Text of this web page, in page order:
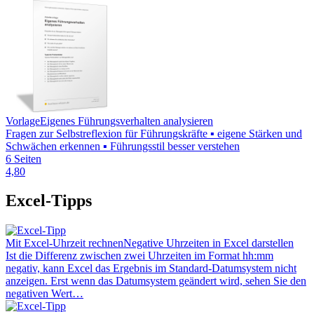
VorlageEigenes Führungsverhalten analysieren
Fragen zur Selbstreflexion für Führungskräfte ▪ eigene Stärken und
Schwächen erkennen ▪ Führungsstil besser verstehen
6 Seiten
4,80
Excel-Tipps
Mit Excel-Uhrzeit rechnenNegative Uhrzeiten in Excel darstellen
Ist die Differenz zwischen zwei Uhrzeiten im Format hh:mm
negativ, kann Excel das Ergebnis im Standard-Datumsystem nicht
anzeigen. Erst wenn das Datumsystem geändert wird, sehen Sie den
negativen Wert…